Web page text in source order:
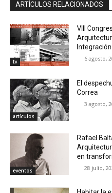
ARTÍCULOS RELACIONADOS
tv
VIII
6 agosto,
artículos
El
Correa
3 agosto,
eventos
Rafael
en
28 julio,